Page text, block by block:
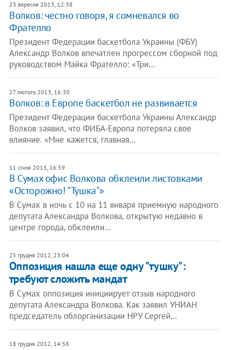
23 вересня 2013, 12:38
Волков: честно говоря, я сомневался во
Фрателло
Президент Федерации баскетбола Украины (ФБУ)
Александр Волков впечатлен прогрессом сборной под
руководством Майка Фрателло: «Три…
27 лютого 2013, 16:30
Волков: в Европе баскетбол не развивается
Президент Федерации баскетбола Украины Александр
Волков заявил, что ФИБА-Европа потеряла свое
влияние. «Мне кажется, главная…
11 січня 2013, 16:59
В Сумах офис Волкова обклеили листовками
«Осторожно! "Тушка"»
В Сумах в ночь с 10 на 11 января приемную народного
депутата Александра Волкова, открытую недавно в
центре города, обклеили…
25 грудня 2012, 23:04
Оппозиция нашла еще одну "тушку":
требуют сложить мандат
В Сумах оппозиция инициирует отзыв народного
депутата Александра Волкова. Как заявил УНИАН
председатель облорганизации НРУ Сергей…
18 грудня 2012, 14:58